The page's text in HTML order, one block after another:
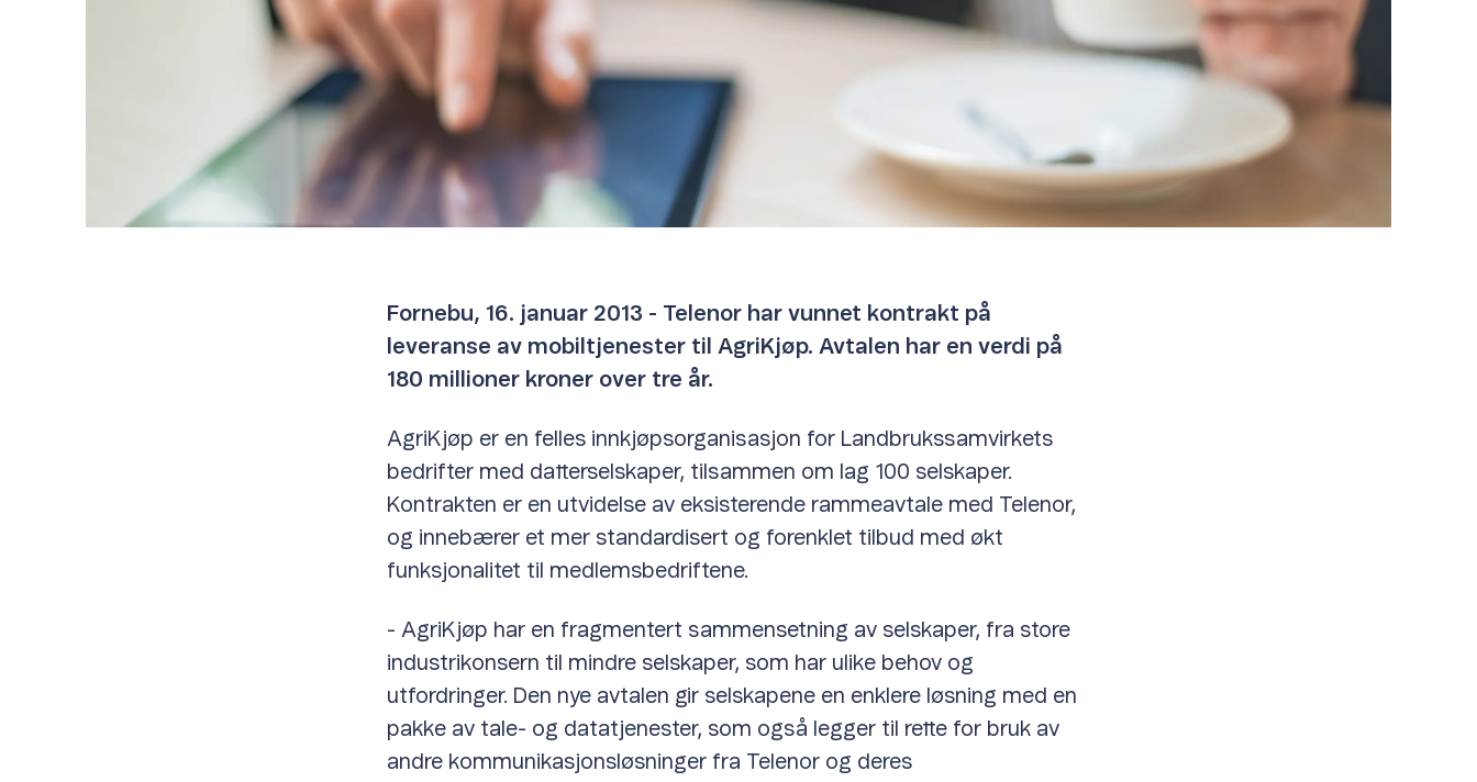
Fornebu, 16. januar 2013 - Telenor har vunnet kontrakt på
leveranse av mobiltjenester til AgriKjøp. Avtalen har en verdi på
180 millioner kroner over tre år.
AgriKjøp er en felles innkjøpsorganisasjon for Landbrukssamvirkets
bedrifter med datterselskaper, tilsammen om lag 100 selskaper.
Kontrakten er en utvidelse av eksisterende rammeavtale med Telenor,
og innebærer et mer standardisert og forenklet tilbud med økt
funksjonalitet til medlemsbedriftene.
- AgriKjøp har en fragmentert sammensetning av selskaper, fra store
industrikonsern til mindre selskaper, som har ulike behov og
utfordringer. Den nye avtalen gir selskapene en enklere løsning med en
pakke av tale- og datatjenester, som også legger til rette for bruk av
andre kommunikasjonsløsninger fra Telenor og deres